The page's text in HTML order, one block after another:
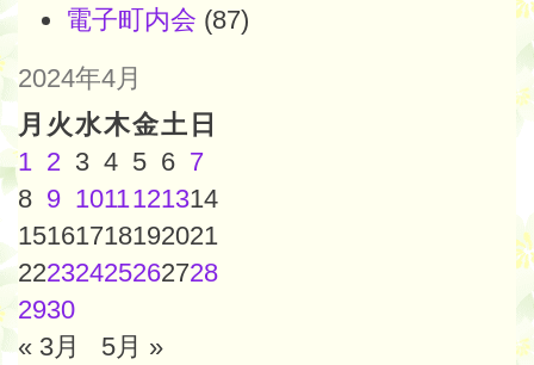
電子町内会 (87)
2024年4月
月 火水木金土 日
1 2 3 4 5 6 7
8 9 1011121314
15161718192021
22232425262728
2930
« 3月
5月 »